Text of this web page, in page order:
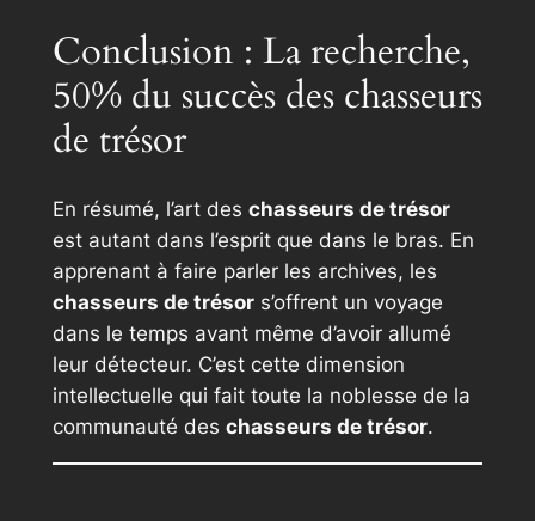
Conclusion : La recherche,
50% du succès des chasseurs
de trésor
En résumé, l’art des chasseurs de trésor
est autant dans l’esprit que dans le bras. En
apprenant à faire parler les archives, les
chasseurs de trésors’offrent un voyage
dans le temps avant même d’avoir allumé
leur détecteur. C’est cette dimension
intellectuelle qui fait toute la noblesse de la
communauté des chasseurs de trésor.